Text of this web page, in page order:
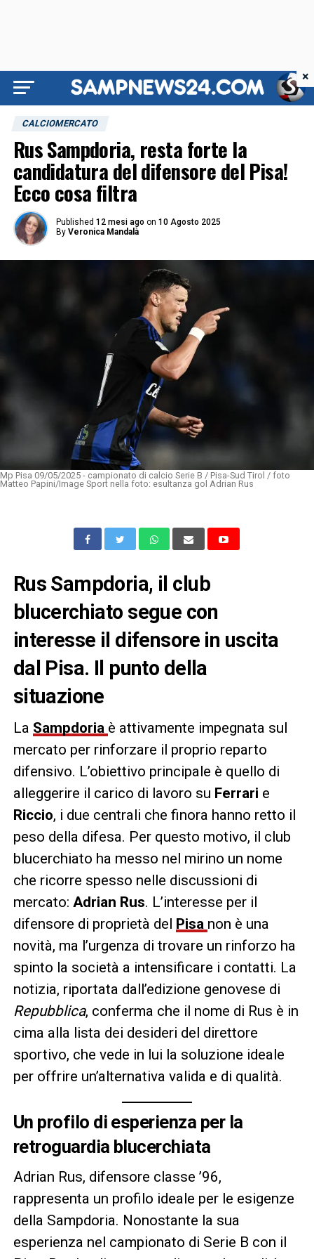
CALCIOMERCATO
Rus Sampdoria, resta forte la
candidatura del difensore del Pisa!
Ecco cosa filtra
Published 12 mesi ago on 10 Agosto 2025
By Veronica Mandalà
Mp Pisa 09/05/2025 - campionato di calcio Serie B / Pisa-Sud Tirol / foto
Matteo Papini/Image Sport nella foto: esultanza gol Adrian Rus
Rus Sampdoria, il club
blucerchiato segue con
interesse il difensore in uscita
dal Pisa. Il punto della
situazione
La Sampdoria è attivamente impegnata sul
mercato per rinforzare il proprio reparto
difensivo. L’obiettivo principale è quello di
alleggerire il carico di lavoro su Ferrari e
Riccio, i due centrali che finora hanno retto il
peso della difesa. Per questo motivo, il club
blucerchiato ha messo nel mirino un nome
che ricorre spesso nelle discussioni di
mercato: Adrian Rus. L’interesse per il
difensore di proprietà del Pisa non è una
novità, ma l’urgenza di trovare un rinforzo ha
spinto la società a intensificare i contatti. La
notizia, riportata dall’edizione genovese di
Repubblica, conferma che il nome di Rus è in
cima alla lista dei desideri del direttore
sportivo, che vede in lui la soluzione ideale
per offrire un’alternativa valida e di qualità.
Un profilo di esperienza per la
retroguardia blucerchiata
Adrian Rus, difensore classe ’96,
rappresenta un profilo ideale per le esigenze
della Sampdoria. Nonostante la sua
esperienza nel campionato di Serie B con il
×